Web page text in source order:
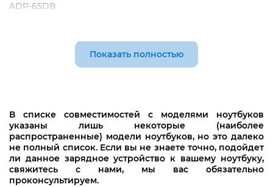
Asus A54
Asus A72D
Asus A72J
Asus A8
ADP-65DB
ADP-90FB REV.F
ADP-90RH B
ADP-90SB
Показать полностью
В списке совместимостей с моделями ноутбуков
указаны лишь некоторые (наиболее
распространенные) модели ноутбуков, но это далеко
не полный список. Если вы не знаете точно, подойдет
ли данное зарядное устройство к вашему ноутбуку,
свяжитесь с нами, мы вас обязательно
проконсультируем.